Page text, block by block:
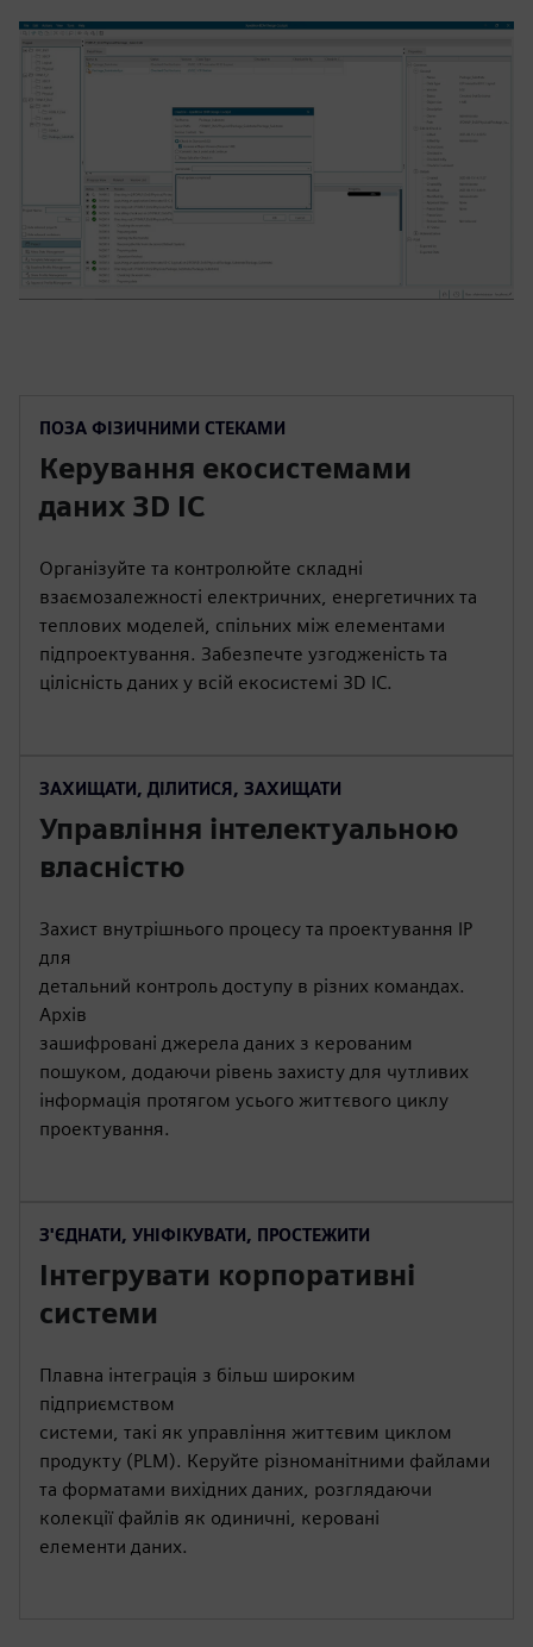
ПОЗА ФІЗИЧНИМИ СТЕКАМИ
Керування екосистемами
даних 3D IC
Організуйте та контролюйте складні
взаємозалежності електричних, енергетичних та
теплових моделей, спільних між елементами
підпроектування. Забезпечте узгодженість та
цілісність даних у всій екосистемі 3D IC.
ЗАХИЩАТИ, ДІЛИТИСЯ, ЗАХИЩАТИ
Управління інтелектуальною
власністю
Захист внутрішнього процесу та проектування IP
для
детальний контроль доступу в різних командах.
Архів
зашифровані джерела даних з керованим
пошуком, додаючи рівень захисту для чутливих
інформація протягом усього життєвого циклу
проектування.
З'ЄДНАТИ, УНІФІКУВАТИ, ПРОСТЕЖИТИ
Інтегрувати корпоративні
системи
Плавна інтеграція з більш широким
підприємством
системи, такі як управління життєвим циклом
продукту (PLM). Керуйте різноманітними файлами
та форматами вихідних даних, розглядаючи
колекції файлів як одиничні, керовані
елементи даних.